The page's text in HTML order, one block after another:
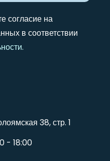
согласие на
в соответствии
.
38, стр. 1
- 18:00